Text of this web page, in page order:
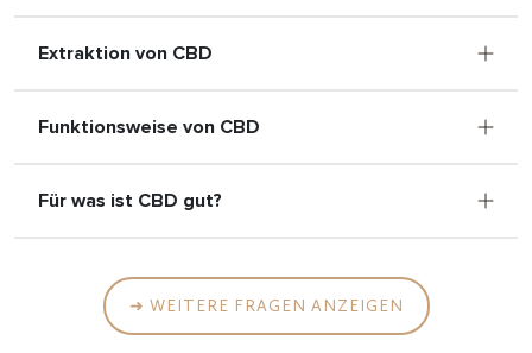
Extraktion von CBD
Funktionsweise von CBD
Für was ist CBD gut?
➜ WEITERE FRAGEN ANZEIGEN